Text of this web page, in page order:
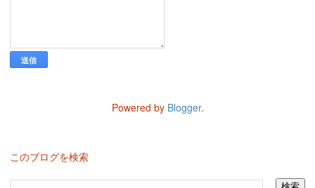
Powered by Blogger.
このブログを検索